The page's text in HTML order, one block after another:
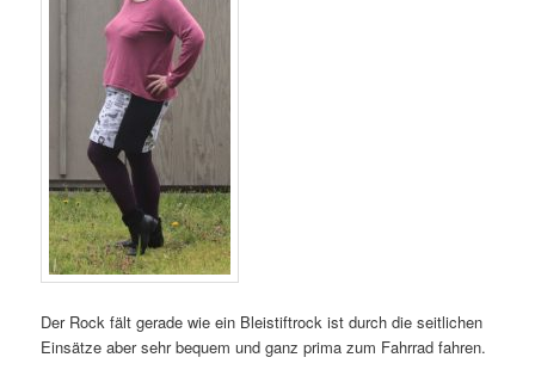
Der Rock fält gerade wie ein Bleistiftrock ist durch die seitlichen
Einsätze aber sehr bequem und ganz prima zum Fahrrad fahren.